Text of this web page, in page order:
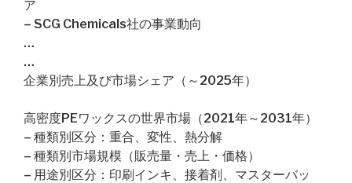
ア
– SCG Chemicals社の事業動向
…
…
企業別売上及び市場シェア（～2025年）
高密度PEワックスの世界市場（2021年～2031年）
– 種類別区分：重合、変性、熱分解
– 種類別市場規模（販売量・売上・価格）
– 用途別区分：印刷インキ、接着剤、マスターバッ